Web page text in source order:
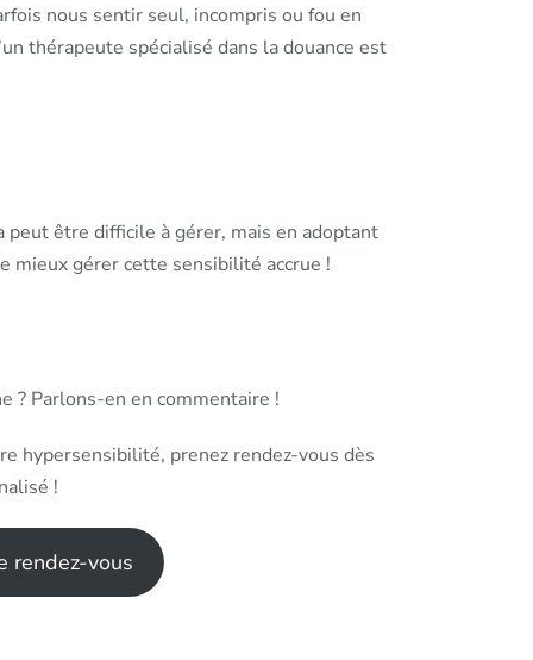
nous sentir seul, incompris ou fou en
thérapeute spécialisé dans la douance est
être difficile à gérer, mais en adoptant
mieux gérer cette sensibilité accrue !
? Parlons-en en commentaire !
hypersensibilité, prenez rendez-vous dès
!
rendez-vous